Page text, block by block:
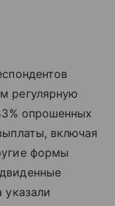
регулярную
опрошенных
включая
формы
указали